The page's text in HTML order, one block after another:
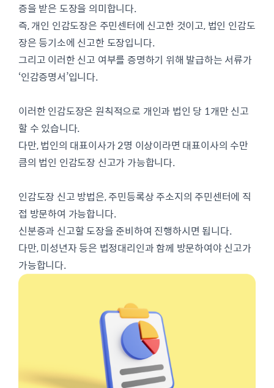
증을 받은 도장을 의미합니다.
즉, 개인 인감도장은 주민센터에 신고한 것이고, 법인 인감도
장은 등기소에 신고한 도장입니다.
그리고 이러한 신고 여부를 증명하기 위해 발급하는 서류가
‘인감증명서’입니다.
이러한 인감도장은 원칙적으로 개인과 법인 당 1개만 신고
할 수 있습니다.
다만, 법인의 대표이사가 2명 이상이라면 대표이사의 수만
큼의 법인 인감도장 신고가 가능합니다.
인감도장 신고 방법은, 주민등록상 주소지의 주민센터에 직
접 방문하여 가능합니다.
신분증과 신고할 도장을 준비하여 진행하시면 됩니다.
다만, 미성년자 등은 법정대리인과 함께 방문하여야 신고가
가능합니다.